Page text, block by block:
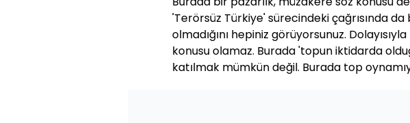
'Terörsüz Türkiye' sürecindeki çağrısında da
olmadığını hepiniz görüyorsunuz.
konusu olamaz. Burada 'topun iktidarda
katılmak mümkün değil. Burada top